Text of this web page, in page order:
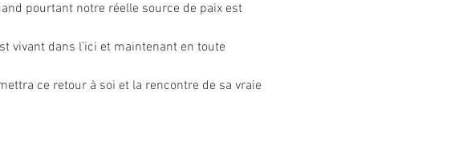
pourtant notre réelle source de paix est
vivant dans l’ici et maintenant en toute
ce retour à soi et la rencontre de sa vraie